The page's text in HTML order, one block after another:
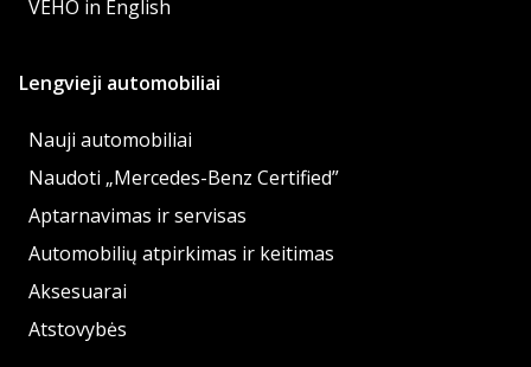
VEHO in English
Lengvieji automobiliai
Nauji automobiliai
Naudoti „Mercedes-Benz Certified”
Aptarnavimas ir servisas
Automobilių atpirkimas ir keitimas
Aksesuarai
Atstovybės